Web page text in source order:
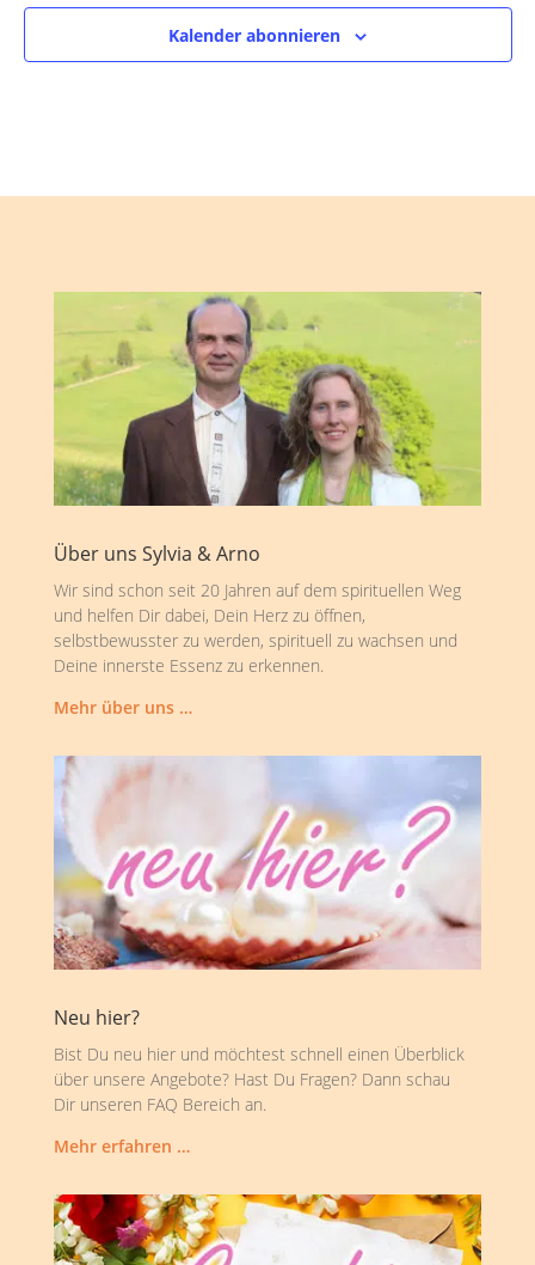
Kalender abonnieren
Über uns Sylvia & Arno
Wir sind schon seit 20 Jahren auf dem spirituellen Weg
und helfen Dir dabei, Dein Herz zu öffnen,
selbstbewusster zu werden, spirituell zu wachsen und
Deine innerste Essenz zu erkennen.
Mehr über uns …
Neu hier?
Bist Du neu hier und möchtest schnell einen Überblick
über unsere Angebote? Hast Du Fragen? Dann schau
Dir unseren FAQ Bereich an.
Mehr erfahren …